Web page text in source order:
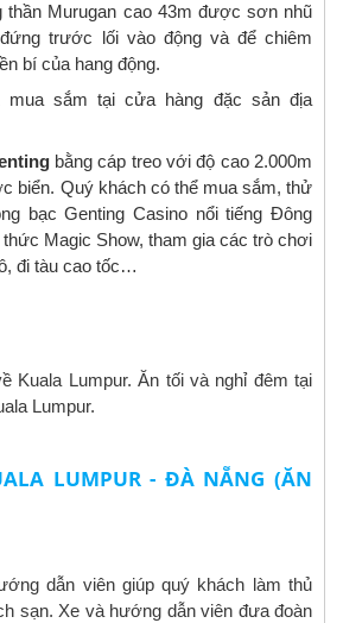
thần Murugan cao 43m được sơn nhũ
trước lối vào động và để chiêm
bí của hang động.
mua sắm tại cửa hàng đặc sản địa
bằng cáp treo với độ cao 2.000m
biển. Quý khách có thể mua sắm, thử
bạc Genting Casino nổi tiếng Đông
Magic Show, tham gia các trò chơi
đi tàu cao tốc…
Kuala Lumpur. Ăn tối và nghỉ đêm tại
Lumpur.
LUMPUR - ĐÀ NẴNG (ĂN
dẫn viên giúp quý khách làm thủ
sạn. Xe và hướng dẫn viên đưa đoàn